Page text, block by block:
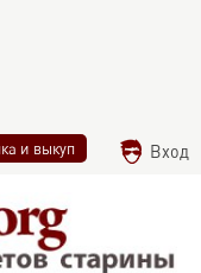
и выкуп Вход